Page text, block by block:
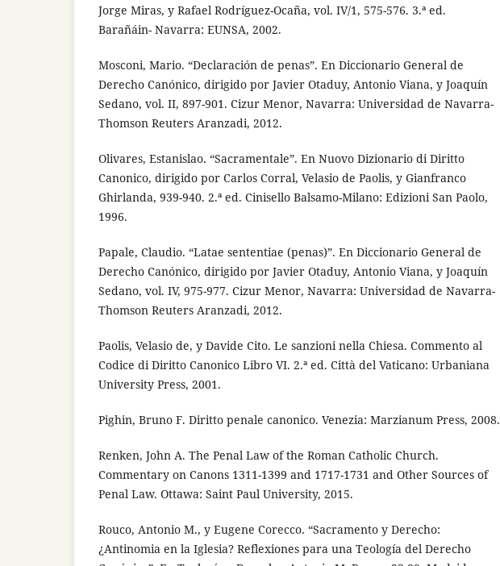
Jorge Miras, y Rafael Rodríguez-Ocaña, vol. IV/1, 575-576. 3.ª ed.
Barañáin- Navarra: EUNSA, 2002.
Mosconi, Mario. “Declaración de penas”. En Diccionario General de
Derecho Canónico, dirigido por Javier Otaduy, Antonio Viana, y Joaquín
Sedano, vol. II, 897-901. Cizur Menor, Navarra: Universidad de Navarra-
Thomson Reuters Aranzadi, 2012.
Olivares, Estanislao. “Sacramentale”. En Nuovo Dizionario di Diritto
Canonico, dirigido por Carlos Corral, Velasio de Paolis, y Gianfranco
Ghirlanda, 939-940. 2.ª ed. Cinisello Balsamo-Milano: Edizioni San Paolo,
1996.
Papale, Claudio. “Latae sententiae (penas)”. En Diccionario General de
Derecho Canónico, dirigido por Javier Otaduy, Antonio Viana, y Joaquín
Sedano, vol. IV, 975-977. Cizur Menor, Navarra: Universidad de Navarra-
Thomson Reuters Aranzadi, 2012.
Paolis, Velasio de, y Davide Cito. Le sanzioni nella Chiesa. Commento al
Codice di Diritto Canonico Libro VI. 2.ª ed. Città del Vaticano: Urbaniana
University Press, 2001.
Pighin, Bruno F. Diritto penale canonico. Venezia: Marzianum Press, 2008.
Renken, John A. The Penal Law of the Roman Catholic Church.
Commentary on Canons 1311-1399 and 1717-1731 and Other Sources of
Penal Law. Ottawa: Saint Paul University, 2015.
Rouco, Antonio M., y Eugene Corecco. “Sacramento y Derecho:
¿Antinomia en la Iglesia? Reflexiones para una Teología del Derecho